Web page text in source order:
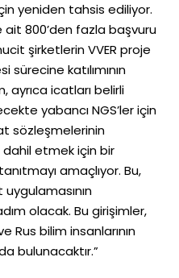
yeniden tahsis ediliyor.
800’den fazla başvuru
şirketlerin VVER proje
katılımının
ayrıca icatları belirli
yabancı NGS’ler için
sözleşmelerinin
etmek için bir
amaçlıyor. Bu,
olacak. Bu girişimler,
Rus bilim insanlarının
bulunacaktır.”